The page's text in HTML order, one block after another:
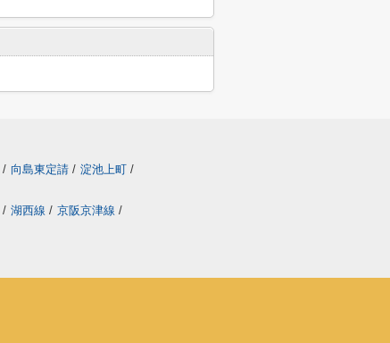
/ 向島東定請 / 淀池上町 /
/ 湖西線 / 京阪京津線 /